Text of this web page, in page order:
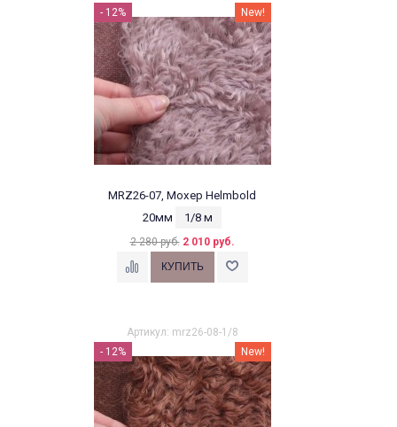
- 12%
New!
MRZ26-07, Мохер Helmbold
20мм
1/8 м
2 280 руб. 2 010 руб.
Артикул: mrz26-08-1/8
- 12%
New!